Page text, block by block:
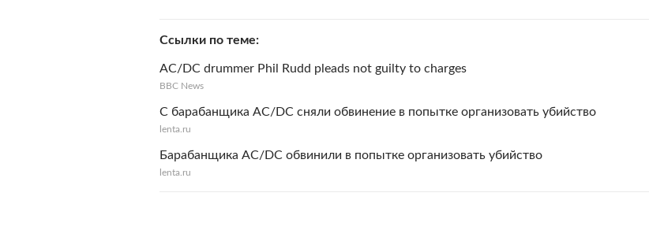
Ссылки по теме
AC/DC drummer Phil Rudd pleads not guilty to charges
BBC News
С барабанщика AC/DC сняли обвинение в попытке организовать убийство
lenta.ru
Барабанщика AC/DC обвинили в попытке организовать убийство
lenta.ru